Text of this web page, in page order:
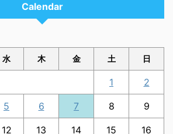
Calendar
水 木 金 土 日
1 2
5 6 7 8 9
12 13 14 15 16